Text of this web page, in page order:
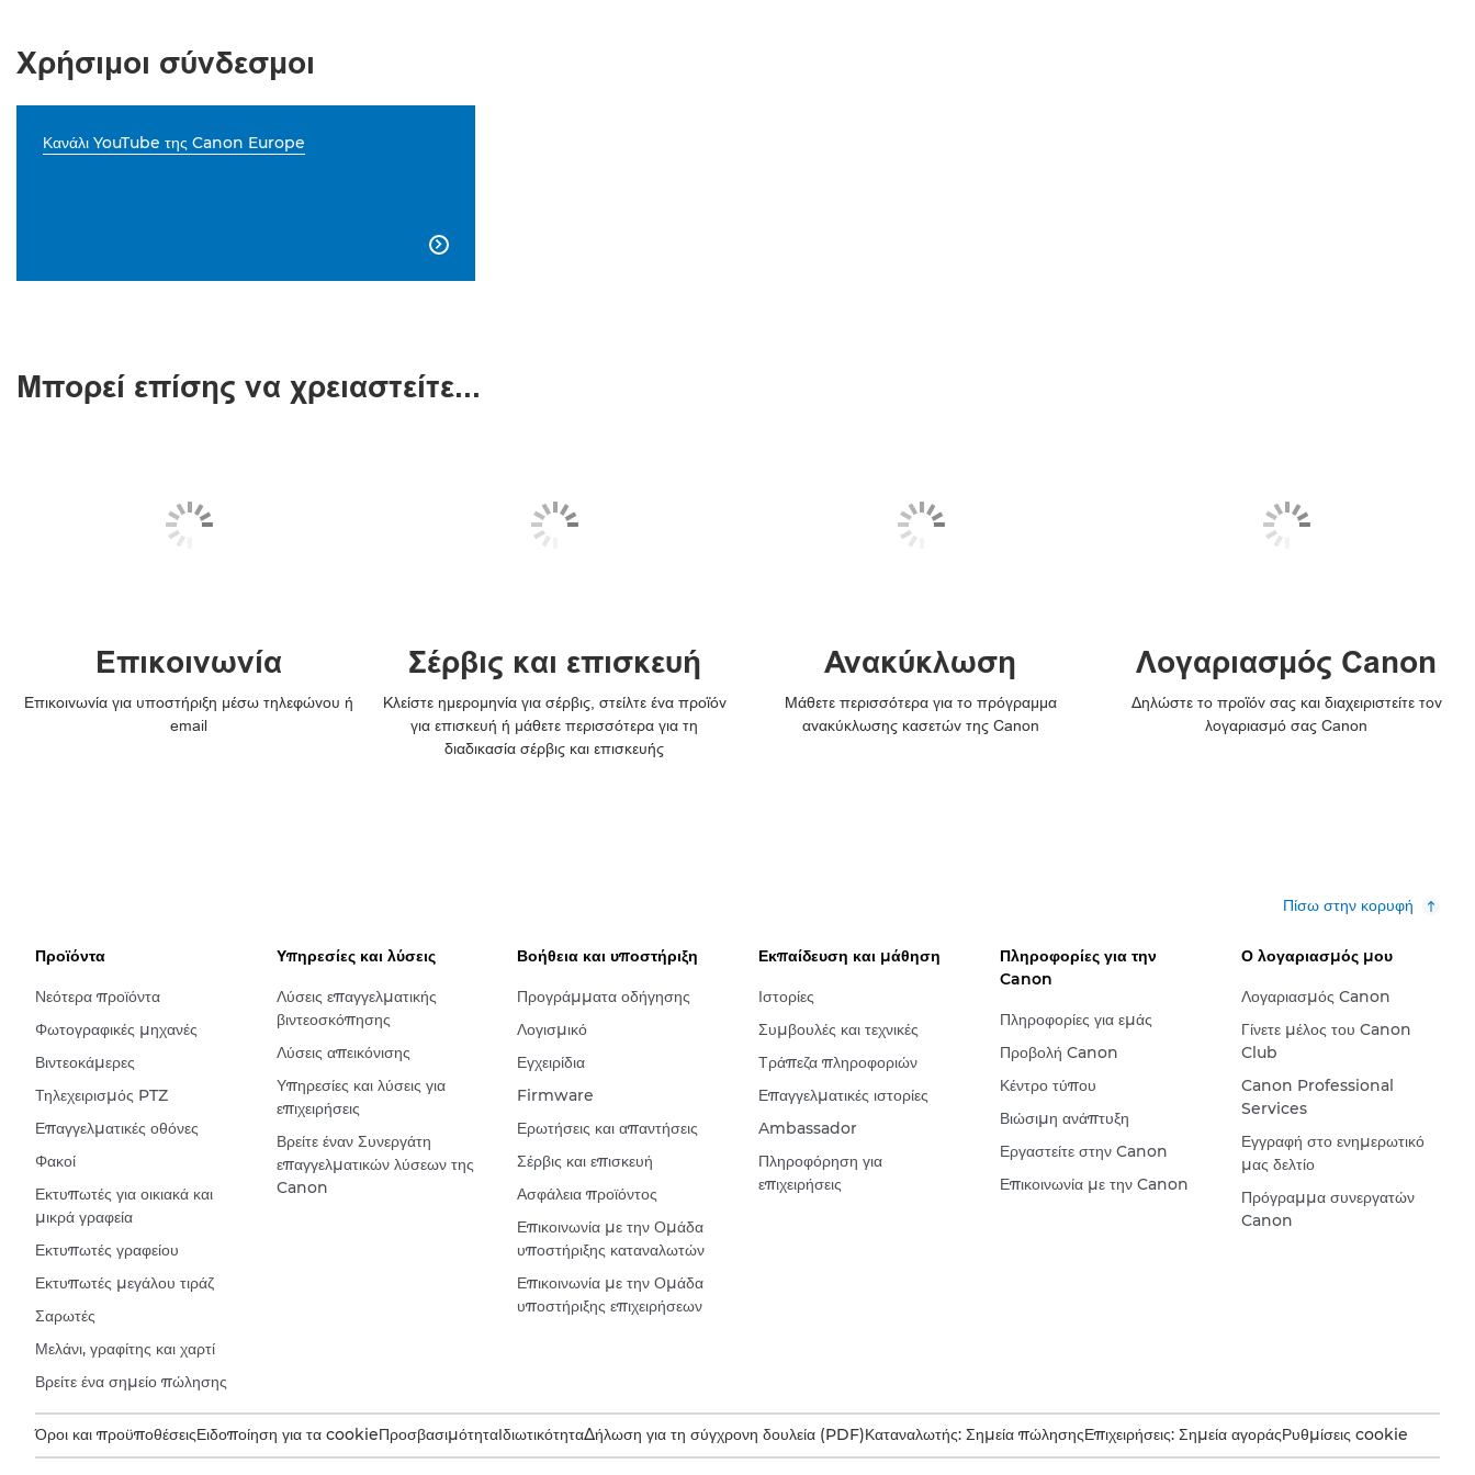
Χρήσιμοι σύνδεσμοι
Κανάλι YouTube της Canon Europe

Μπορεί επίσης να χρειαστείτε...
Επικοινωνία
Επικοινωνία για υποστήριξη μέσω τηλεφώνου ή
email
Σέρβις και επισκευή
Κλείστε ημερομηνία για σέρβις, στείλτε ένα προϊόν
για επισκευή ή μάθετε περισσότερα για τη
διαδικασία σέρβις και επισκευής
Ανακύκλωση
Μάθετε περισσότερα για το πρόγραμμα
ανακύκλωσης κασετών της Canon
Λογαριασμός Canon
Δηλώστε το προϊόν σας και διαχειριστείτε τον
λογαριασμό σας Canon
Πίσω στην κορυφή
Προϊόντα
Νεότερα προϊόντα
Φωτογραφικές μηχανές
Βιντεοκάμερες
Τηλεχειρισμός PTZ
Επαγγελματικές οθόνες
Φακοί
Εκτυπωτές για οικιακά και
μικρά γραφεία
Εκτυπωτές γραφείου
Εκτυπωτές μεγάλου τιράζ
Σαρωτές
Μελάνι, γραφίτης και χαρτί
Βρείτε ένα σημείο πώλησης
Υπηρεσίες και λύσεις
Λύσεις επαγγελματικής
βιντεοσκόπησης
Λύσεις απεικόνισης
Υπηρεσίες και λύσεις για
επιχειρήσεις
Βρείτε έναν Συνεργάτη
επαγγελματικών λύσεων της
Canon
Βοήθεια και υποστήριξη
Προγράμματα οδήγησης
Λογισμικό
Εγχειρίδια
Firmware
Ερωτήσεις και απαντήσεις
Σέρβις και επισκευή
Ασφάλεια προϊόντος
Επικοινωνία με την Ομάδα
υποστήριξης καταναλωτών
Επικοινωνία με την Ομάδα
υποστήριξης επιχειρήσεων
Εκπαίδευση και μάθηση
Ιστορίες
Συμβουλές και τεχνικές
Τράπεζα πληροφοριών
Επαγγελματικές ιστορίες
Ambassador
Πληροφόρηση για
επιχειρήσεις
Πληροφορίες για την
Canon
Πληροφορίες για εμάς
Προβολή Canon
Κέντρο τύπου
Βιώσιμη ανάπτυξη
Εργαστείτε στην Canon
Επικοινωνία με την Canon
Ο λογαριασμός μου
Λογαριασμός Canon
Γίνετε μέλος του Canon
Club
Canon Professional
Services
Εγγραφή στο ενημερωτικό
μας δελτίο
Πρόγραμμα συνεργατών
Canon
Όροι και προϋποθέσειςΕιδοποίηση για τα cookieΠροσβασιμότηταΙδιωτικότηταΔήλωση για τη σύγχρονη δουλεία (PDF)Καταναλωτής: Σημεία πώλησηςΕπιχειρήσεις: Σημεία αγοράςΡυθμίσεις cookie